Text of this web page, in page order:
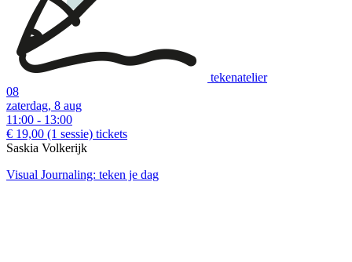
tekenatelier
08
zaterdag, 8 aug
11:00 - 13:00
€ 19,00 (1 sessie) tickets
Saskia Volkerijk
Visual Journaling: teken je dag